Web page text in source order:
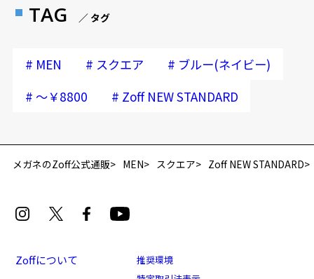
再入荷お知らせメールのお申し込み
TAG ／ タグ
# MEN # スクエア # ブルー(ネイビー)
# ～￥8800 # Zoff NEW STANDARD
メガネのZoff公式通販 MEN スクエア Zoff NEW STANDARD
Zoffについて
推奨環境